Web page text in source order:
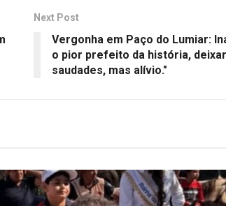
Next Post
Vergonha em Paço do Lumiar:
o pior prefeito da história,
saudades, mas alívio."